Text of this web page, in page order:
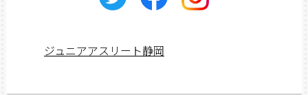
ジュニアアスリート静岡